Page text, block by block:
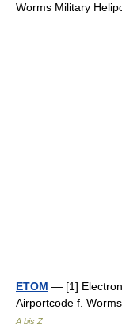
Worms Military
ETOM — [1]
Airportcode f.
A bis Z